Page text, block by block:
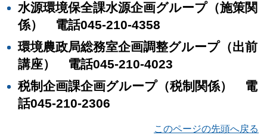
水源環境保全課水源企画グループ（施策関
係） 電話045-210-4358
環境農政局総務室企画調整グループ（出前
講座） 電話045-210-4023
税制企画課企画グループ（税制関係） 電
話045-210-2306
このページの先頭へ戻る